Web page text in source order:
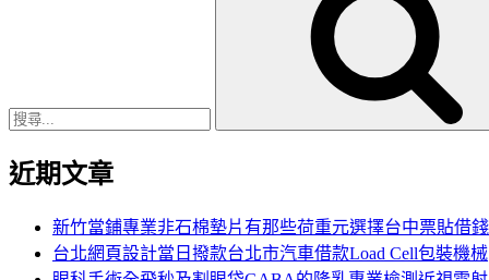
近期文章
新竹當鋪專業非石棉墊片有那些荷重元選擇台中票貼借錢
台北網頁設計當日撥款台北市汽車借款Load Cell包裝機械